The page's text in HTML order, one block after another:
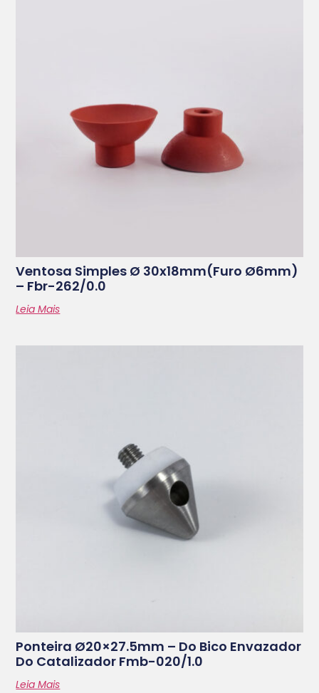
Ventosa Simples Ø 30x18mm(furo Ø6mm)
– Fbr-262/0.0
Leia Mais
Ponteira Ø20×27.5mm – Do Bico Envazador
Do Catalizador Fmb-020/1.0
Leia Mais